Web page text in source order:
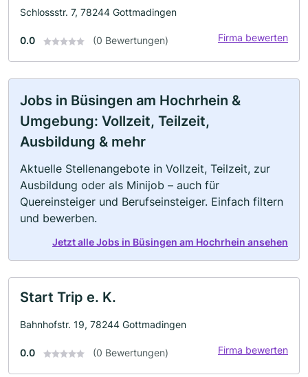
Schlossstr. 7, 78244 Gottmadingen
0.0 (0 Bewertungen) Firma bewerten
Jobs in Büsingen am Hochrhein &
Umgebung: Vollzeit, Teilzeit,
Ausbildung & mehr
Aktuelle Stellenangebote in Vollzeit, Teilzeit, zur
Ausbildung oder als Minijob – auch für
Quereinsteiger und Berufseinsteiger. Einfach filtern
und bewerben.
Jetzt alle Jobs in Büsingen am Hochrhein ansehen
Start Trip e. K.
Bahnhofstr. 19, 78244 Gottmadingen
0.0 (0 Bewertungen) Firma bewerten